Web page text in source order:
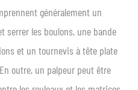
généralement un
serrer les boulons, une bande
et un tournevis à tête plate
outre, un palpeur peut être